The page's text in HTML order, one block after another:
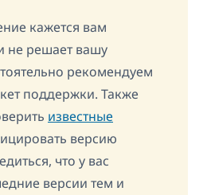
кажется вам
не решает вашу
рекомендуем
поддержки. Также
известные
версию
что у вас
версии тем и